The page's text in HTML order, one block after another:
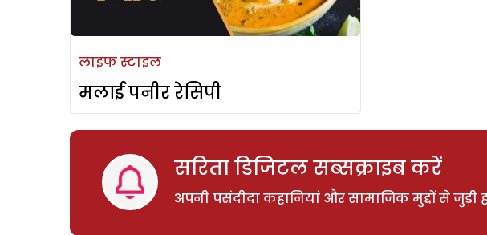
लाइफ स्टाइल
मलाई पनीर रेसिपी
सरिता डिजिटल सब्सक्राइब करें
अपनी पसंदीदा कहानियां और सामाजिक मुद्दों से